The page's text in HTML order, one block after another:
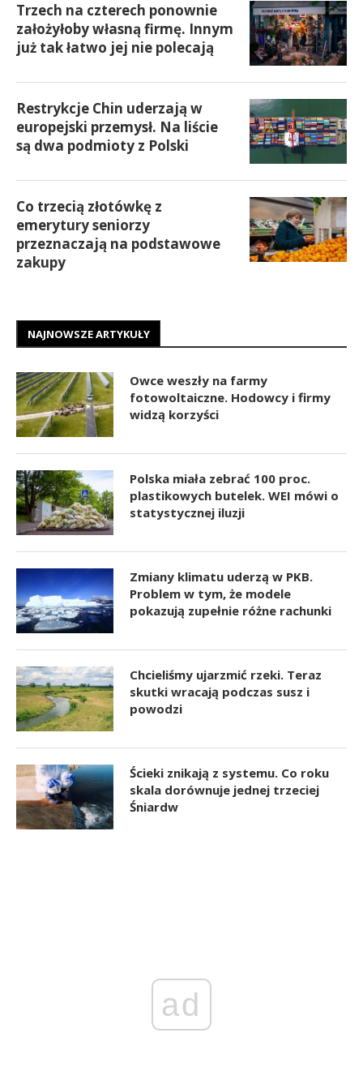
Trzech na czterech ponownie
założyłoby własną firmę. Innym
już tak łatwo jej nie polecają
Restrykcje Chin uderzają w
europejski przemysł. Na liście
są dwa podmioty z Polski
Co trzecią złotówkę z
emerytury seniorzy
przeznaczają na podstawowe
zakupy
NAJNOWSZE ARTYKUŁY
Owce weszły na farmy
fotowoltaiczne. Hodowcy i firmy
widzą korzyści
Polska miała zebrać 100 proc.
plastikowych butelek. WEI mówi o
statystycznej iluzji
Zmiany klimatu uderzą w PKB.
Problem w tym, że modele
pokazują zupełnie różne rachunki
Chcieliśmy ujarzmić rzeki. Teraz
skutki wracają podczas susz i
powodzi
Ścieki znikają z systemu. Co roku
skala dorównuje jednej trzeciej
Śniardw
ad